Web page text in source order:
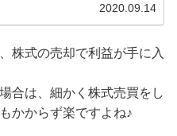
2020.09.14
株式の売却で利益が手に入
合は、細かく株式売買をし
かからず楽ですよね♪